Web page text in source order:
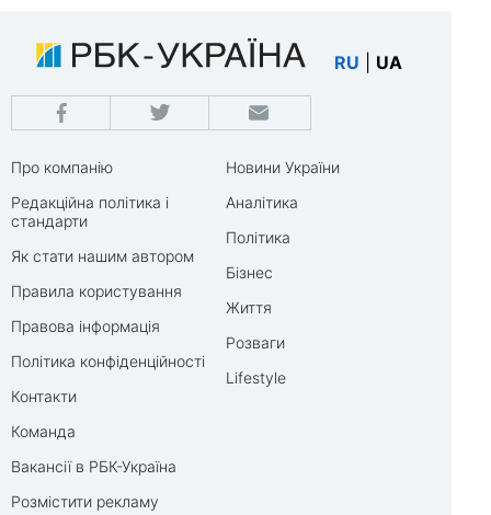
RU UA
Про компанію
Редакційна політика і
стандарти
Як стати нашим автором
Правила користування
Правова інформація
Політика конфіденційності
Контакти
Команда
Вакансії в РБК-Україна
Розмістити рекламу
Новини України
Аналітика
Політика
Бізнес
Життя
Розваги
Lifestyle